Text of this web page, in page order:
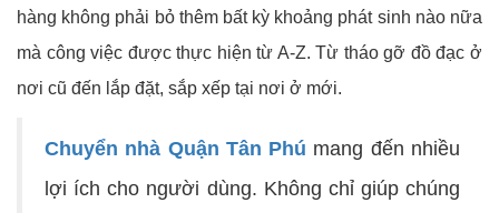
hàng không phải bỏ thêm bất kỳ khoảng phát sinh nào nữa
mà công việc được thực hiện từ A-Z. Từ tháo gỡ đồ đạc ở
nơi cũ đến lắp đặt, sắp xếp tại nơi ở mới.
Chuyển nhà Quận Tân Phú mang đến nhiều
lợi ích cho người dùng. Không chỉ giúp chúng